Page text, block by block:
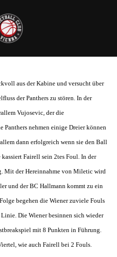
ZUM 2:0
aus der Kabine und versucht über
der Panthers zu stören. In der
Vujosevic, der die
Panthers nehmen einige Dreier können
dann erfolgreich wenn sie den Ball
Fairell sein 2tes Foul. In der
Mit der Hereinnahme von Miletic wird
und der BC Hallmann kommt zu ein
begehen die Wiener zuviele Fouls
Die Wiener besinnen sich wieder
mit 8 Punkten in Führung.
wie auch Fairell bei 2 Fouls.